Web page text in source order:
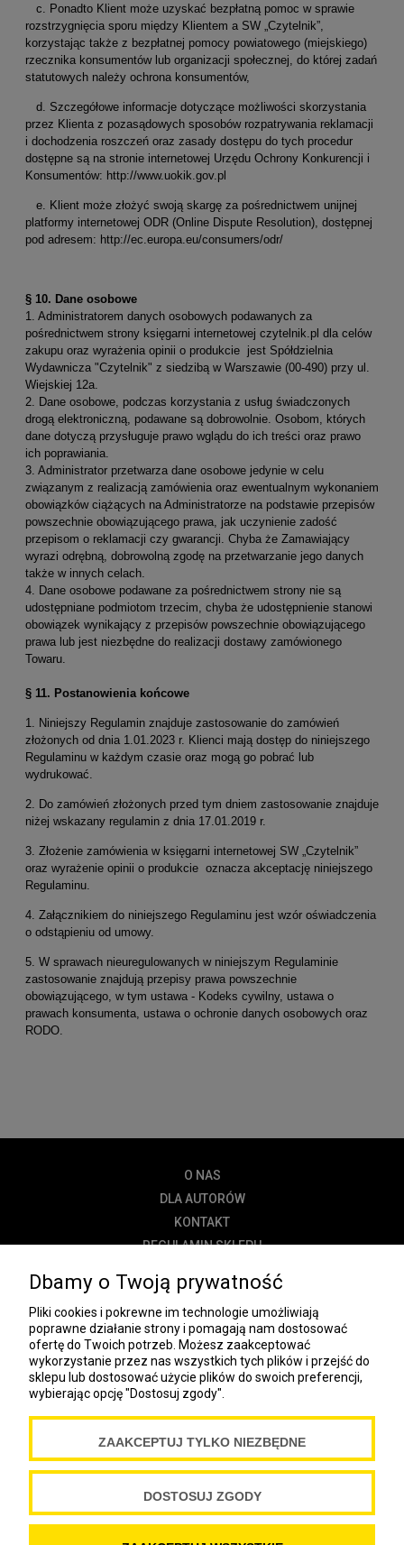
c. Ponadto Klient może uzyskać bezpłatną pomoc w sprawie
rozstrzygnięcia sporu między Klientem a SW „Czytelnik”,
korzystając także z bezpłatnej pomocy powiatowego (miejskiego)
rzecznika konsumentów lub organizacji społecznej, do której zadań
statutowych należy ochrona konsumentów,
d. Szczegółowe informacje dotyczące możliwości skorzystania
przez Klienta z pozasądowych sposobów rozpatrywania reklamacji
i dochodzenia roszczeń oraz zasady dostępu do tych procedur
dostępne są na stronie internetowej Urzędu Ochrony Konkurencji i
Konsumentów: http://www.uokik.gov.pl
e. Klient może złożyć swoją skargę za pośrednictwem unijnej
platformy internetowej ODR (Online Dispute Resolution), dostępnej
pod adresem: http://ec.europa.eu/consumers/odr/
§ 10. Dane osobowe
1. Administratorem danych osobowych podawanych za
pośrednictwem strony księgarni internetowej czytelnik.pl dla celów
zakupu oraz wyrażenia opinii o produkcie jest Spółdzielnia
Wydawnicza "Czytelnik" z siedzibą w Warszawie (00-490) przy ul.
Wiejskiej 12a.
2. Dane osobowe, podczas korzystania z usług świadczonych
drogą elektroniczną, podawane są dobrowolnie. Osobom, których
dane dotyczą przysługuje prawo wglądu do ich treści oraz prawo
ich poprawiania.
3. Administrator przetwarza dane osobowe jedynie w celu
związanym z realizacją zamówienia oraz ewentualnym wykonaniem
obowiązków ciążących na Administratorze na podstawie przepisów
powszechnie obowiązującego prawa, jak uczynienie zadość
przepisom o reklamacji czy gwarancji. Chyba że Zamawiający
wyrazi odrębną, dobrowolną zgodę na przetwarzanie jego danych
także w innych celach.
4. Dane osobowe podawane za pośrednictwem strony nie są
udostępniane podmiotom trzecim, chyba że udostępnienie stanowi
obowiązek wynikający z przepisów powszechnie obowiązującego
prawa lub jest niezbędne do realizacji dostawy zamówionego
Towaru.
§ 11. Postanowienia końcowe
1. Niniejszy Regulamin znajduje zastosowanie do zamówień
złożonych od dnia 1.01.2023 r. Klienci mają dostęp do niniejszego
Regulaminu w każdym czasie oraz mogą go pobrać lub
wydrukować.
2. Do zamówień złożonych przed tym dniem zastosowanie znajduje
niżej wskazany regulamin z dnia 17.01.2019 r.
3. Złożenie zamówienia w księgarni internetowej SW „Czytelnik”
oraz wyrażenie opinii o produkcie oznacza akceptację niniejszego
Regulaminu.
4. Załącznikiem do niniejszego Regulaminu jest wzór oświadczenia
o odstąpieniu od umowy.
5. W sprawach nieuregulowanych w niniejszym Regulaminie
zastosowanie znajdują przepisy prawa powszechnie
obowiązującego, w tym ustawa - Kodeks cywilny, ustawa o
prawach konsumenta, ustawa o ochronie danych osobowych oraz
RODO.
O NAS
DLA AUTORÓW
KONTAKT
REGULAMIN SKLEPU
DOSTAWA
PŁATNOŚĆ
NEWSLETTER
COOKIES
Spółdzielnia Wydawnicza „Czytelnik”
ul. Wiejska 12A
Copyright Spółdzielnia Wydawnicza „Czytelnik” 2019
Dbamy o Twoją prywatność
Pliki cookies i pokrewne im technologie umożliwiają
poprawne działanie strony i pomagają nam dostosować
ofertę do Twoich potrzeb. Możesz zaakceptować
wykorzystanie przez nas wszystkich tych plików i przejść do
sklepu lub dostosować użycie plików do swoich preferencji,
wybierając opcję "Dostosuj zgody".
ZAAKCEPTUJ TYLKO NIEZBĘDNE
DOSTOSUJ ZGODY